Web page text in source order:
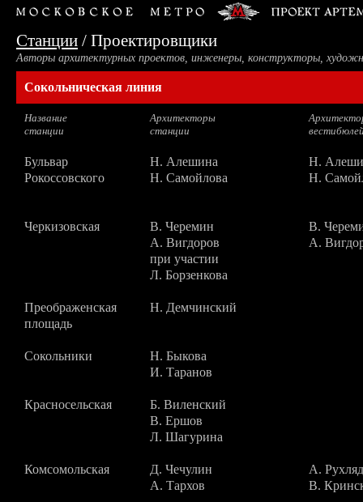
Станции / Проектировщики
Авторы архитектурных проектов, инженеры, конструкторы,
Сокольническая линия
Название
станции
Архитекторы
станции
Бульвар
Рокоссовского
Н. Алешина
Н. Самойлова
Н.
Н.
Черкизовская
В. Черемин
А. Вигдоров
при участии
Л. Борзенкова
В.
А.
Преображенская
площадь
Н. Демчинский
Сокольники
Н. Быкова
И. Таранов
Красносельская
Б. Виленский
В. Ершов
Л. Шагурина
Комсомольская
Д. Чечулин
А. Тархов
А.
В.